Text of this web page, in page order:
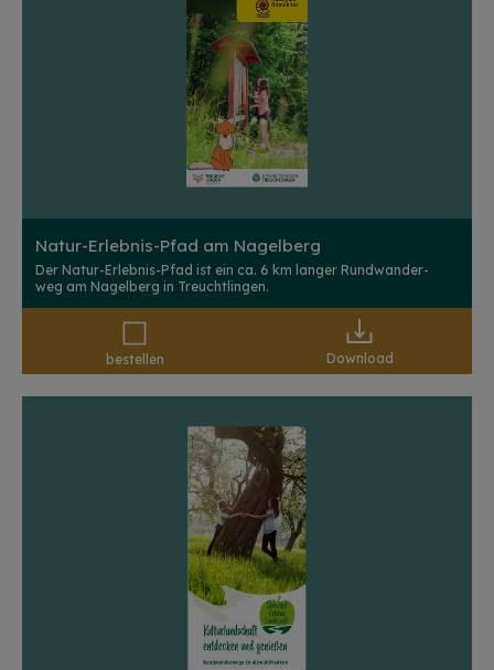
Natur-Erlebnis-Pfad am Nagelberg
Der Natur-Erlebnis-Pfad ist ein ca. 6 km langer Rundwander-
weg am Nagelberg in Treuchtlingen.
bestellen Download